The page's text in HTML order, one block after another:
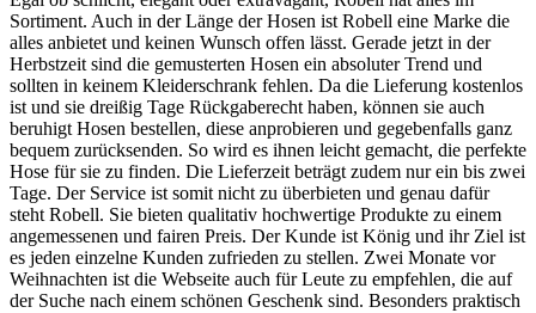
Sortiment. Auch in der Länge der Hosen ist Robell eine Marke die
alles anbietet und keinen Wunsch offen lässt. Gerade jetzt in der
Herbstzeit sind die gemusterten Hosen ein absoluter Trend und
sollten in keinem Kleiderschrank fehlen. Da die Lieferung kostenlos
ist und sie dreißig Tage Rückgaberecht haben, können sie auch
beruhigt Hosen bestellen, diese anprobieren und gegebenfalls ganz
bequem zurücksenden. So wird es ihnen leicht gemacht, die perfekte
Hose für sie zu finden. Die Lieferzeit beträgt zudem nur ein bis zwei
Tage. Der Service ist somit nicht zu überbieten und genau dafür
steht Robell. Sie bieten qualitativ hochwertige Produkte zu einem
angemessenen und fairen Preis. Der Kunde ist König und ihr Ziel ist
es jeden einzelne Kunden zufrieden zu stellen. Zwei Monate vor
Weihnachten ist die Webseite auch für Leute zu empfehlen, die auf
der Suche nach einem schönen Geschenk sind. Besonders praktisch